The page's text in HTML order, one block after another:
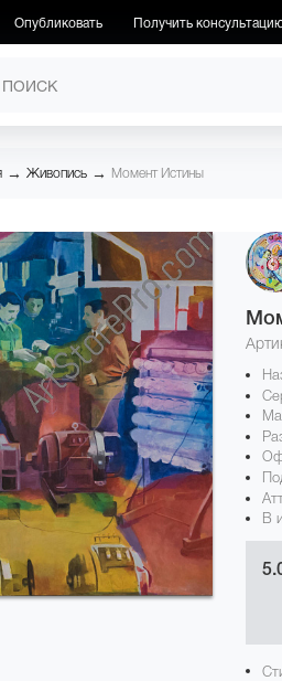
Опубликовать Получить
ПРОИЗВЕДЕНИЯ
→ Живопись → Момент Истины
В